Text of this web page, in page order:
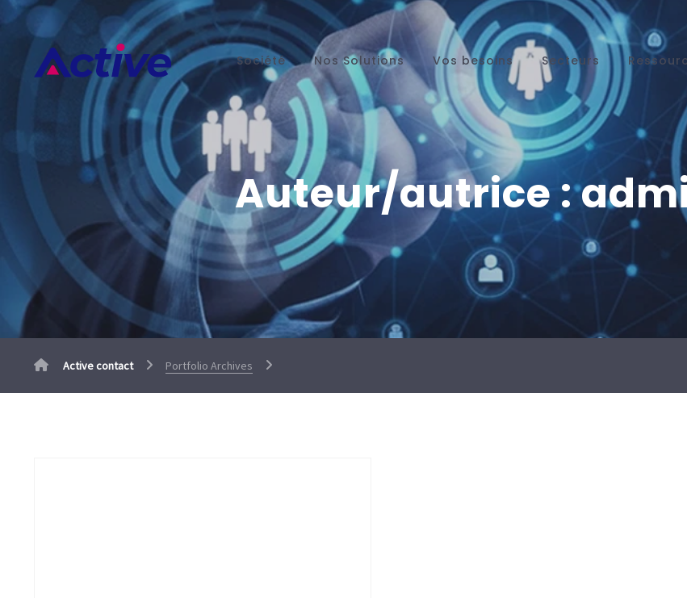
Société Nos Solutions Vos besoins Secteurs
Auteur/autrice :
Active contact Portfolio Archives